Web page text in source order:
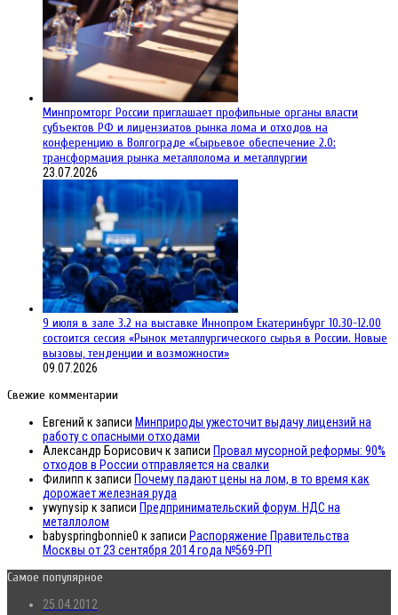
Минпромторг России приглашает профильные органы власти
субъектов РФ и лицензиатов рынка лома и отходов на
конференцию в Волгограде «Сырьевое обеспечение 2.0:
трансформация рынка металлолома и металлургии
23.07.2026
9 июля в зале 3.2 на выставке Иннопром Екатеринбург 10.30-12.00
состоится сессия «Рынок металлургического сырья в России. Новые
вызовы, тенденции и возможности»
09.07.2026
Свежие комментарии
Евгений к записи Минприроды ужесточит выдачу лицензий на
работу с опасными отходами
Александр Борисович к записи Провал мусорной реформы: 90%
отходов в России отправляется на свалки
Филипп к записи Почему падают цены на лом, в то время как
дорожает железная руда
ywynysip к записи Предпринимательский форум. НДС на
металлолом
babyspringbonnie0 к записи Распоряжение Правительства
Москвы от 23 сентября 2014 года №569-РП
Самое популярное
25.04.2012